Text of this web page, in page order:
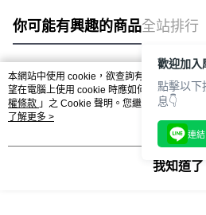
你可能有興趣的商品全站排行
熱門標籤
本網站中使用 cookie，欲查詢有關本網站使用
望在電腦上使用 cookie 時應如何變更電腦的
權條款 」之 Cookie 聲明。您繼續使用本網站
用條款之 Cookie 聲明使用 cookie。
了解更多 >
我知道了
歡迎加
點擊以下
息👇
連